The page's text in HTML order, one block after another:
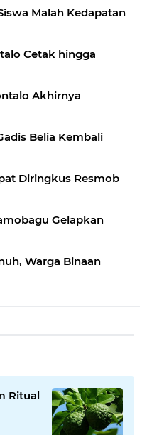
Malah Kedapatan
Cetak hingga
Akhirnya
Belia Kembali
Diringkus Resmob
Gelapkan
Warga Binaan
Ritual